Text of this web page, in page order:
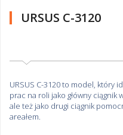
URSUS C-3120
URSUS C-3120 to model, który
prac na roli jako główny
ale też jako drugi ciągnik
areałem.